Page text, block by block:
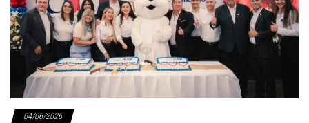
04/06/2026